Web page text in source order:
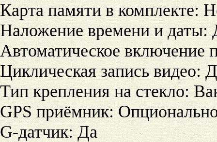
Карта памяти в комплекте:
Наложение времени и даты:
Автоматическое включение
Циклическая запись видео:
Тип крепления на стекло:
GPS приёмник:
G-датчик: Да